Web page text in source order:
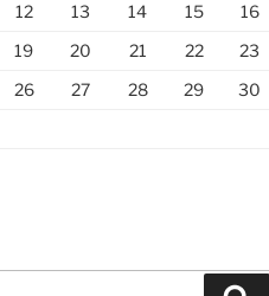
12 13 14 15
16
19 20 21 22
23
26 27 28 29
30